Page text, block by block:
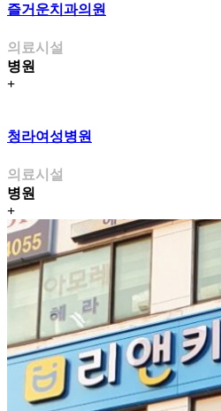
즐거운치과의원
의료시설
병원
+
청라여성병원
의료시설
병원
+